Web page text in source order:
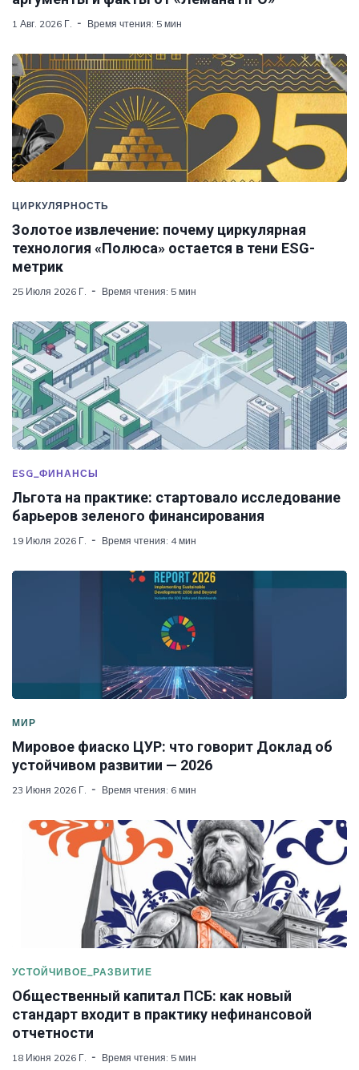
1 Авг. 2026 Г. Время чтения: 5 мин
ЦИРКУЛЯРНОСТЬ
Золотое извлечение: почему циркулярная
технология «Полюса» остается в тени ESG-
метрик
25 Июля 2026 Г. Время чтения: 5 мин
ESG_ФИНАНСЫ
Льгота на практике: стартовало исследование
барьеров зеленого финансирования
19 Июля 2026 Г. Время чтения: 4 мин
МИР
Мировое фиаско ЦУР: что говорит Доклад об
устойчивом развитии — 2026
23 Июня 2026 Г. Время чтения: 6 мин
УСТОЙЧИВОЕ_РАЗВИТИЕ
Общественный капитал ПСБ: как новый
стандарт входит в практику нефинансовой
отчетности
18 Июня 2026 Г. Время чтения: 5 мин